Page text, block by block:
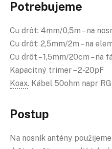
Potrebujeme
Cu drôt: 4mm/0,5m – na
Cu drôt: 2,5mm/2m – na
Cu drôt – 1,5mm/20cm – na
Kapacitný trimer – 2-20pF
Koax. Kábel 50ohm napr
Postup
Na nosník antény